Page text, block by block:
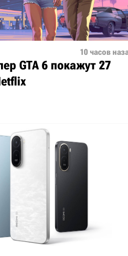
10 часов
GTA 6 покажут 27